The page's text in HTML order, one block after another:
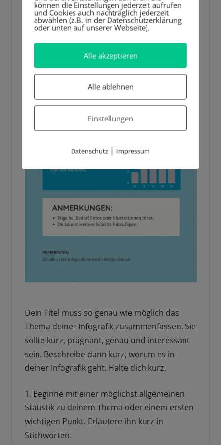
Dein Titel muss so genau wie möglich das
Thema deiner Infografik zusammenfassen. Sie
sollte kurz, prägnant, genau und interessant
sein. Beschreibe dann kurz, worum es in
deiner Infografik geht. Halte dich kurz.
1. Beginne mit einer möglichst allgemeinen
Statistik zu deinem Thema oder einem ersten
wichtigen Punkt. Erläutere ihn kurz in
Stichworten.
können die Einstellungen jederzeit aufrufen
und Cookies auch nachträglich jederzeit
abwählen (z.B. in der Datenschutzerklärung
oder unten auf unserer Webseite).
Alle akzeptieren
Alle ablehnen
Einstellungen
Datenschutz| Impressum